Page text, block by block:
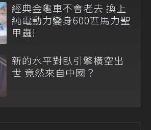
經典金龜車不會老去 換上
純電動力變身600匹馬力聖
甲蟲!
新的水平對臥引擎橫空出
世 竟然來自中國？